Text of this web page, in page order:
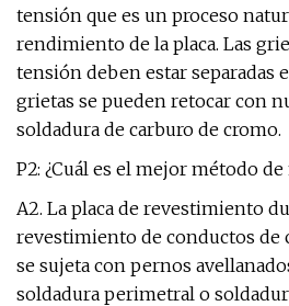
tensión que es un proceso
rendimiento de la placa. Las
tensión deben estar separadas
grietas se pueden retocar con
soldadura de carburo de cromo.
P2: ¿Cuál es el mejor método
A2. La placa de revestimiento
revestimiento de conductos de
se sujeta con pernos
soldadura perimetral o